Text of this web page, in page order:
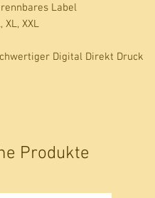
Label
XL, XXL
Digital Direkt Druck
Produkte